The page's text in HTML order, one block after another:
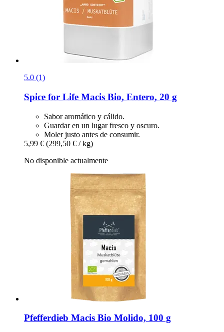
5.0 (1)
Spice for Life Macis Bio, Entero, 20 g
Sabor aromático y cálido.
Guardar en un lugar fresco y oscuro.
Moler justo antes de consumir.
5,99 € (299,50 € / kg)
No disponible actualmente
Pfefferdieb Macis Bio Molido, 100 g